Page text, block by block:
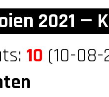
2021 —
10 (10-08-